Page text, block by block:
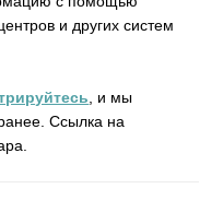
и других систем
, и мы
Ссылка на